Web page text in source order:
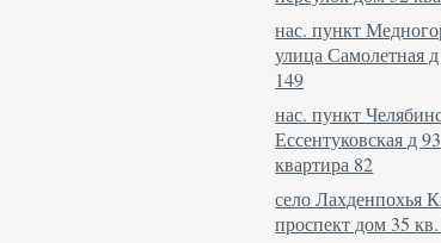
нас. пункт
улица Самолетная
149
нас. пункт
Ессентуковская д 93
квартира 82
село Лахденпохья
проспект дом 35